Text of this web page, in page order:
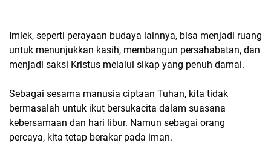
Imlek, seperti perayaan budaya lainnya, bisa menjadi ruang
untuk menunjukkan kasih, membangun persahabatan, dan
menjadi saksi Kristus melalui sikap yang penuh damai.
Sebagai sesama manusia ciptaan Tuhan, kita tidak
bermasalah untuk ikut bersukacita dalam suasana
kebersamaan dan hari libur. Namun sebagai orang
percaya, kita tetap berakar pada iman.